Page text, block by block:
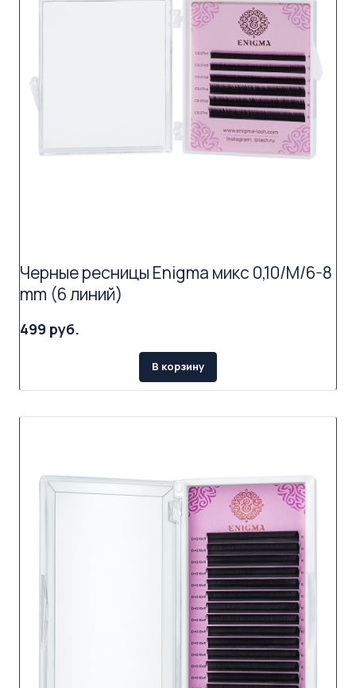
Черные ресницы Enigma микс 0,10/M/6-8
mm (6 линий)
499 руб.
В корзину